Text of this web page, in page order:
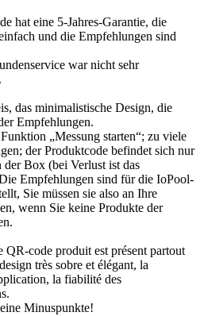
hat eine 5-Jahres-Garantie, die
und die Empfehlungen sind
war nicht sehr
das minimalistische Design, die
Empfehlungen.
„Messung starten“; zu viele
der Produktcode befindet sich nur
der Box (bei Verlust ist das
Empfehlungen sind für die IoPool-
Sie müssen sie also an Ihre
wenn Sie keine Produkte der
QR-code produit est présent partout
très sobre et élégant, la
la fiabilité des
Minuspunkte!